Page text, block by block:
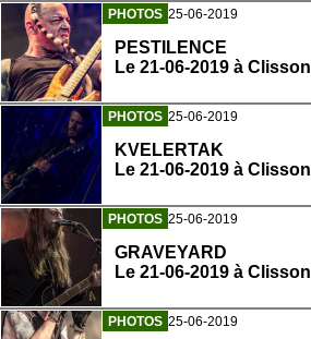
PHOTOS 25-06-2019
PESTILENCE
Le 21-06-2019 à Clisson
PHOTOS 25-06-2019
KVELERTAK
Le 21-06-2019 à Clisson
PHOTOS 25-06-2019
GRAVEYARD
Le 21-06-2019 à Clisson
PHOTOS 25-06-2019